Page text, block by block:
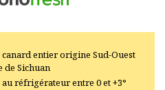
entier origine Sud-Ouest
de Sichuan
au réfrigérateur entre 0 et +3°